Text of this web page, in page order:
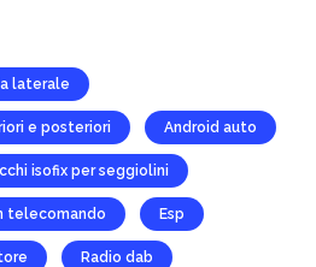
laterale
e posteriori Android auto
isofix per seggiolini
telecomando Esp
Radio dab